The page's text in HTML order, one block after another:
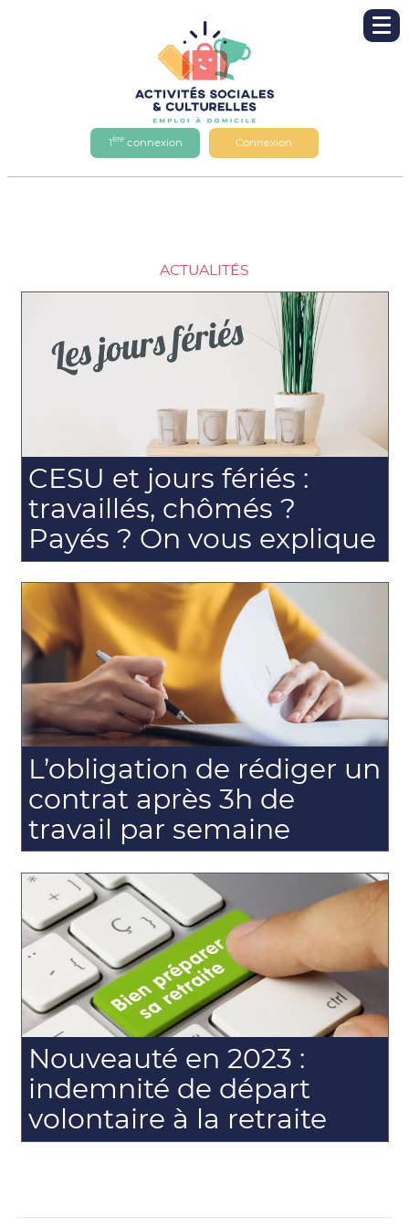
1èreconnexion Connexion
ACTUALITÉS
CESU et jours fériés :
travaillés, chômés ?
Payés ? On vous explique
L’obligation de rédiger un
contrat après 3h de
travail par semaine
Nouveauté en 2023 :
indemnité de départ
volontaire à la retraite